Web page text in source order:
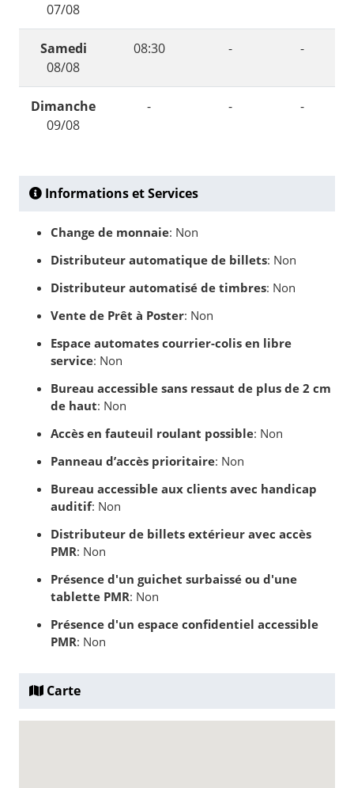
07/08
Samedi
08/08
08:30 - -
Dimanche
09/08
- - -
Informations et Services
Change de monnaie: Non
Distributeur automatique de billets: Non
Distributeur automatisé de timbres: Non
Vente de Prêt à Poster: Non
Espace automates courrier-colis en libre
service: Non
Bureau accessible sans ressaut de plus de 2 cm
de haut: Non
Accès en fauteuil roulant possible: Non
Panneau d’accès prioritaire: Non
Bureau accessible aux clients avec handicap
auditif: Non
Distributeur de billets extérieur avec accès
PMR: Non
Présence d'un guichet surbaissé ou d'une
tablette PMR: Non
Présence d'un espace confidentiel accessible
PMR: Non
Carte